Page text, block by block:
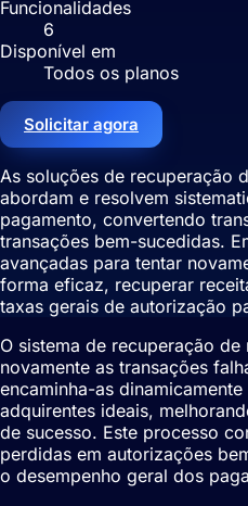
Funcionalidades
6
Disponível em
Todos os planos
Solicitar agora
As soluções de recuperação
abordam e resolvem
pagamento, convertendo
transações bem-sucedidas.
avançadas para tentar
forma eficaz, recuperar
taxas gerais de autorização
O sistema de recuperação
novamente as transações
encaminha-as
adquirentes ideais,
de sucesso. Este processo
perdidas em autorizações
o desempenho geral dos